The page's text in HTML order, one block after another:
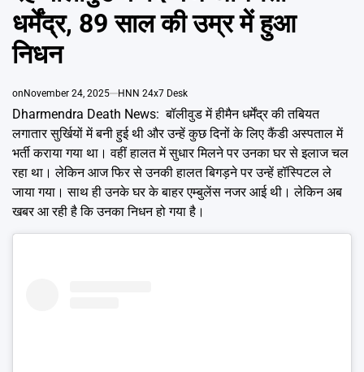
धर्मेंद्र, 89 साल की उम्र में हुआ
निधन
onNovember 24, 2025 HNN 24x7 Desk
Dharmendra Death News: बॉलीवुड में हीमैन धर्मेंद्र की तबियत
लगातार सुर्खियों में बनी हुई थी और उन्हें कुछ दिनों के लिए कैंडी अस्पताल में
भर्ती कराया गया था। वहीं हालत में सुधार मिलने पर उनका घर से इलाज चल
रहा था। लेकिन आज फिर से उनकी हालत बिगड़ने पर उन्हें हॉस्पिटल ले
जाया गया। साथ ही उनके घर के बाहर एम्बुलेंस नजर आई थी। लेकिन अब
खबर आ रही है कि उनका निधन हो गया है।